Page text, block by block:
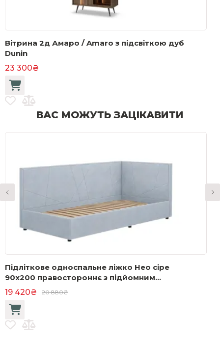
Вітрина 2д Амаро / Amaro з підсвіткою дуб
Dunin
23 300₴
ВАС МОЖУТЬ ЗАЦІКАВИТИ
Підліткове односпальне ліжко Нео сіре
90x200 правостороннє з підйомним
механізмом
19 420₴ 20 880₴